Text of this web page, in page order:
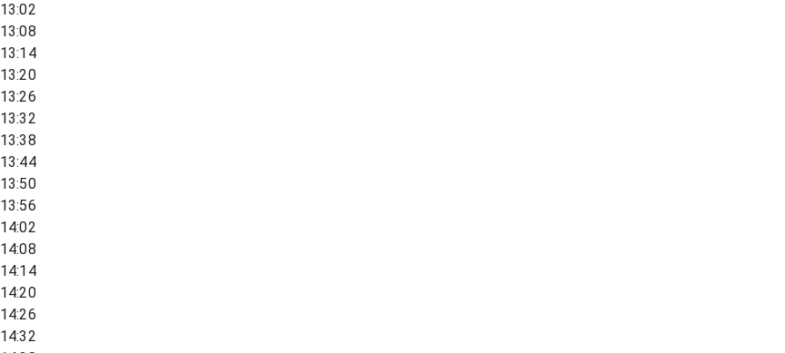
13:02
13:08
13:14
13:20
13:26
13:32
13:38
13:44
13:50
13:56
14:02
14:08
14:14
14:20
14:26
14:32